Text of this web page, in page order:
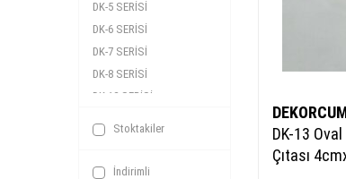
DK-5 SERİSİ
DK-6 SERİSİ
DK-7 SERİSİ
DK-8 SERİSİ
DK-12 SERİSİ
Stoktakiler
İndirimli
DK-13
Çıtası